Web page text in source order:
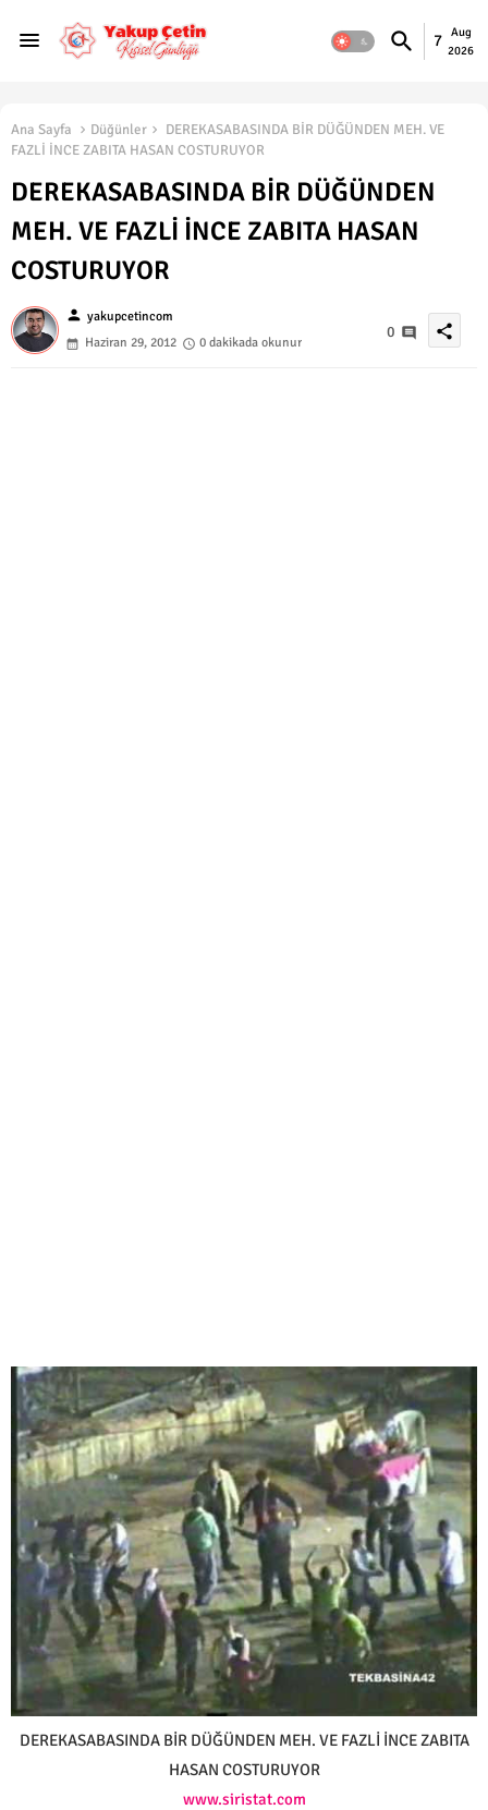
7
Aug
2026
Ana Sayfa Düğünler
DEREKASABASINDA BİR DÜĞÜNDEN MEH. VE
FAZLİ İNCE ZABITA HASAN COSTURUYOR
DEREKASABASINDA BİR DÜĞÜNDEN
MEH. VE FAZLİ İNCE ZABITA HASAN
COSTURUYOR
person yakupcetincom
Haziran 29, 2012
0 dakikada okunur
0 share
DEREKASABASINDA BİR DÜĞÜNDEN MEH. VE FAZLİ İNCE ZABITA
HASAN COSTURUYOR
www.siristat.com